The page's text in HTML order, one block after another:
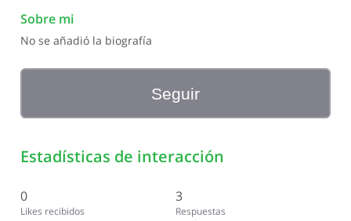
Sobre mi
No se añadió la biografía
Seguir
Estadísticas de interacción
0
Likes recibidos
3
Respuestas